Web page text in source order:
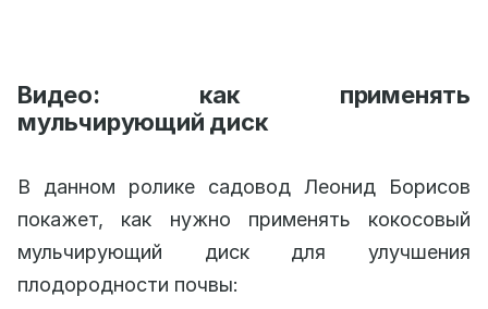
Видео: как применять
мульчирующий диск
В данном ролике садовод Леонид Борисов
покажет, как нужно применять кокосовый
мульчирующий диск для улучшения
плодородности почвы: